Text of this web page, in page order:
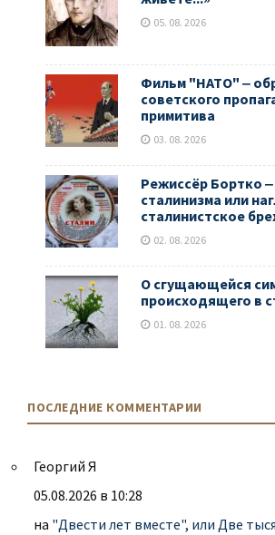
05. 08. 2026
Фильм "НАТО" ‒
советского
примитива
03. 08. 2026
Режиссёр Бортко
сталинизма или
сталинистское
02. 08. 2026
О сгущающейся
происходящего в
01. 08. 2026
ПОСЛЕДНИЕ КОММЕНТАРИИ
Георгий Я
05.08.2026 в 10:28
на "Двести лет вместе", или Две